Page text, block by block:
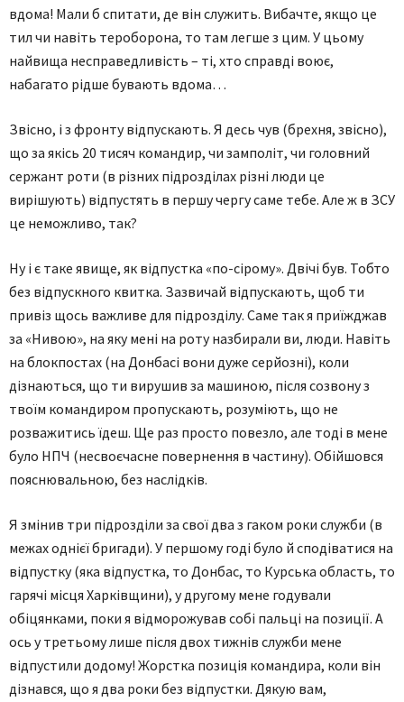
вдома! Мали б спитати, де він служить. Вибачте, якщо це
тил чи навіть тероборона, то там легше з цим. У цьому
найвища несправедливість – ті, хто справді воює,
набагато рідше бувають вдома…
Звісно, і з фронту відпускають. Я десь чув (брехня, звісно),
що за якісь 20 тисяч командир, чи замполіт, чи головний
сержант роти (в різних підрозділах різні люди це
вирішують) відпустять в першу чергу саме тебе. Але ж в ЗСУ
це неможливо, так?
Ну і є таке явище, як відпустка «по-сірому». Двічі був. Тобто
без відпускного квитка. Зазвичай відпускають, щоб ти
привіз щось важливе для підрозділу. Саме так я приїжджав
за «Нивою», на яку мені на роту назбирали ви, люди. Навіть
на блокпостах (на Донбасі вони дуже серйозні), коли
дізнаються, що ти вирушив за машиною, після созвону з
твоїм командиром пропускають, розуміють, що не
розважитись їдеш. Ще раз просто повезло, але тоді в мене
було НПЧ (несвоєчасне повернення в частину). Обійшовся
пояснювальною, без наслідків.
Я змінив три підрозділи за свої два з гаком роки служби (в
межах однієї бригади). У першому годі було й сподіватися на
відпустку (яка відпустка, то Донбас, то Курська область, то
гарячі місця Харківщини), у другому мене годували
обіцянками, поки я відморожував собі пальці на позиції. А
ось у третьому лише після двох тижнів служби мене
відпустили додому! Жорстка позиція командира, коли він
дізнався, що я два роки без відпустки. Дякую вам,